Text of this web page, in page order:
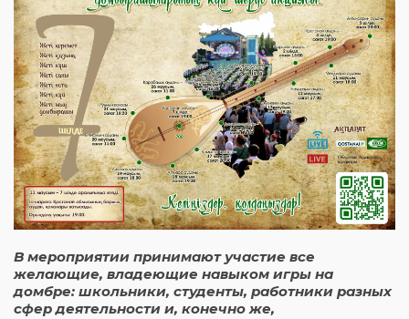
В мероприятии принимают участие все
желающие, владеющие навыком игры на
домбре: школьники, студенты, работники разных
сфер деятельности и, конечно же,